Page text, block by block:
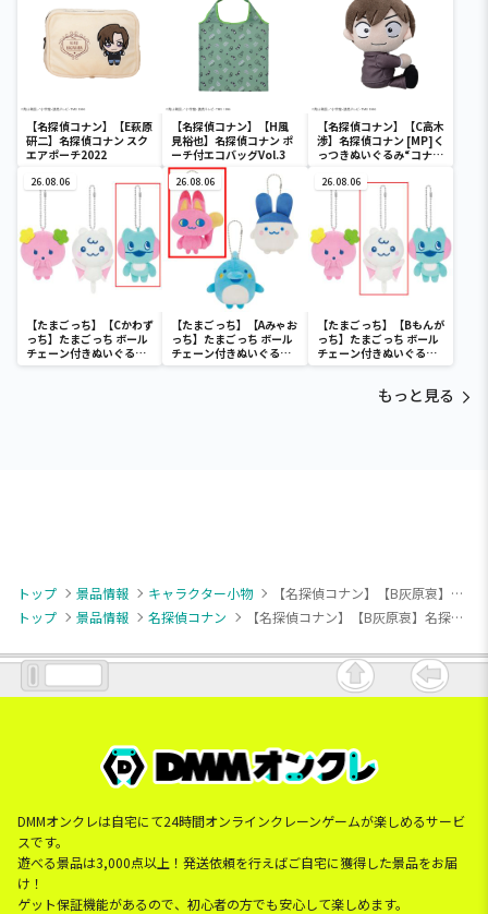
【名探偵コナン】【E萩原
研二】名探偵コナン スク
エアポーチ2022
【名探偵コナン】【H風
見裕也】名探偵コナン ポ
ーチ付エコバッグVol.3
【名探偵コナン】【C高木
渉】名探偵コナン [MP]く
っつきぬいぐるみ“コナン
26.08.06
【たまごっち】【Cかわず
っち】たまごっち ボール
チェーン付きぬいぐるみ
～Tamagotchi
26.08.06
【たまごっち】【Aみゃお
っち】たまごっち ボール
チェーン付きぬいぐるみ
～Tamagotchi
26.08.06
【たまごっち】【Bもんが
っち】たまごっち ボール
チェーン付きぬいぐるみ
～Tamagotchi
もっと見る
トップ 景品情報 キャラクター小物
【名探偵コナン】【B灰原哀】名探偵コナン Pastel Art Collection マスコットVol.2(EX)
トップ
景品情報 名探偵コナン 【名探偵コナン】【B灰原哀】名探偵コナン Pastel Art Collection マスコットVol.2(EX)
DMMオンクレは自宅にて24時間オンラインクレーンゲームが楽しめるサービ
スです。
遊べる景品は3,000点以上！発送依頼を行えばご自宅に獲得した景品をお届
け！
ゲット保証機能があるので、初心者の方でも安心して楽しめます。